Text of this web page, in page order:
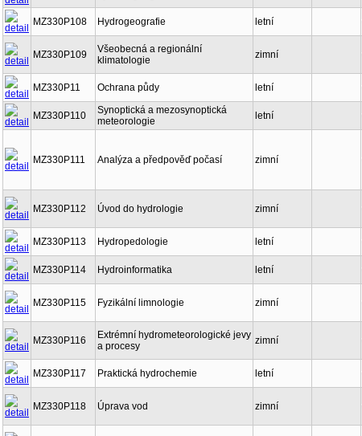
MZ330P108 Hydrogeografie letní
MZ330P109
Všeobecná a regionální
klimatologie
zimní
MZ330P11 Ochrana půdy letní
MZ330P110
Synoptická a mezosynoptická
meteorologie
letní
MZ330P111 Analýza a předpověď počasí zimní
MZ330P112 Úvod do hydrologie zimní
MZ330P113 Hydropedologie letní
MZ330P114 Hydroinformatika letní
MZ330P115 Fyzikální limnologie zimní
MZ330P116
Extrémní hydrometeorologické jevy
a procesy
zimní
MZ330P117 Praktická hydrochemie letní
MZ330P118 Úprava vod zimní